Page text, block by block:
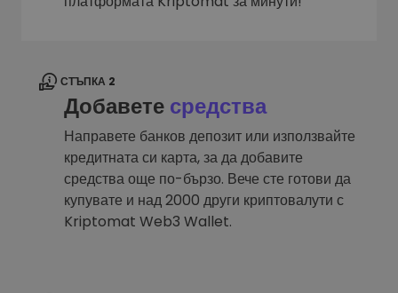
СТЪПКА 2
Добавете средства
Направете банков депозит или използвайте
кредитната си карта, за да добавите
средства още по-бързо. Вече сте готови да
купувате и над 2000 други криптовалути с
Kriptomat Web3 Wallet.